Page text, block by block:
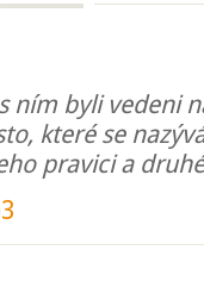
ním byli vedeni
které se
pravici a